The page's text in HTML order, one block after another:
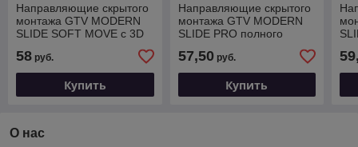
Направляющие скрытого
монтажа GTV MODERN
SLIDE SOFT MOVE с 3D
выдвижения c
доводчиком +
58 руб.
Купить
Направляющие скрытого
монтажа GTV MODERN
SLIDE PRO полного
выталкивателем с 3D
регулировкой и с
57,50руб.
Купить
О нас